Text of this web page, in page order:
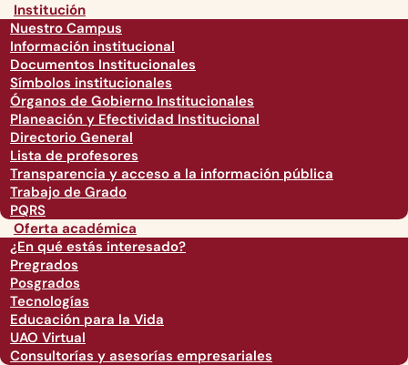
Institución
Nuestro Campus
Información institucional
Documentos Institucionales
Símbolos institucionales
Órganos de Gobierno Institucionales
Planeación y Efectividad Institucional
Directorio General
Lista de profesores
Transparencia y acceso a la información pública
Trabajo de Grado
PQRS
Oferta académica
¿En qué estás interesado?
Pregrados
Posgrados
Tecnologías
Educación para la Vida
UAO Virtual
Consultorías y asesorías empresariales